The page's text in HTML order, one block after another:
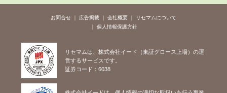
お問合せ 広告掲載 会社概要
リセマムについて
個人情報保護方針
リセマムは、株式会社イード（東証グロース上場）の運
営するサービスです。
証券コード：6038